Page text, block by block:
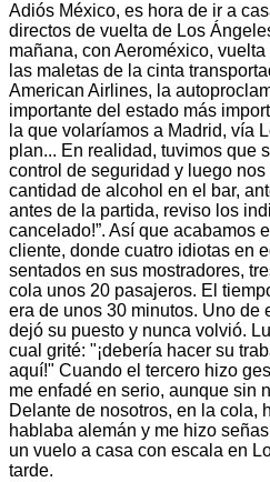
Adiós México, es hora de ir a
directos de vuelta de Los
mañana, con Aeroméxico,
las maletas de la cinta
American Airlines, la
importante del estado más
la que volaríamos a Madrid, vía
plan... En realidad, tuvimos que
control de seguridad y luego
cantidad de alcohol en el bar,
antes de la partida, reviso los
cancelado!”. Así que acabamos
cliente, donde cuatro idiotas en
sentados en sus mostradores,
cola unos 20 pasajeros. El
era de unos 30 minutos. Uno de
dejó su puesto y nunca volvió.
cual grité: "¡debería hacer su
aquí!" Cuando el tercero hizo
me enfadé en serio, aunque sin
Delante de nosotros, en la cola,
hablaba alemán y me hizo
un vuelo a casa con escala en
tarde.